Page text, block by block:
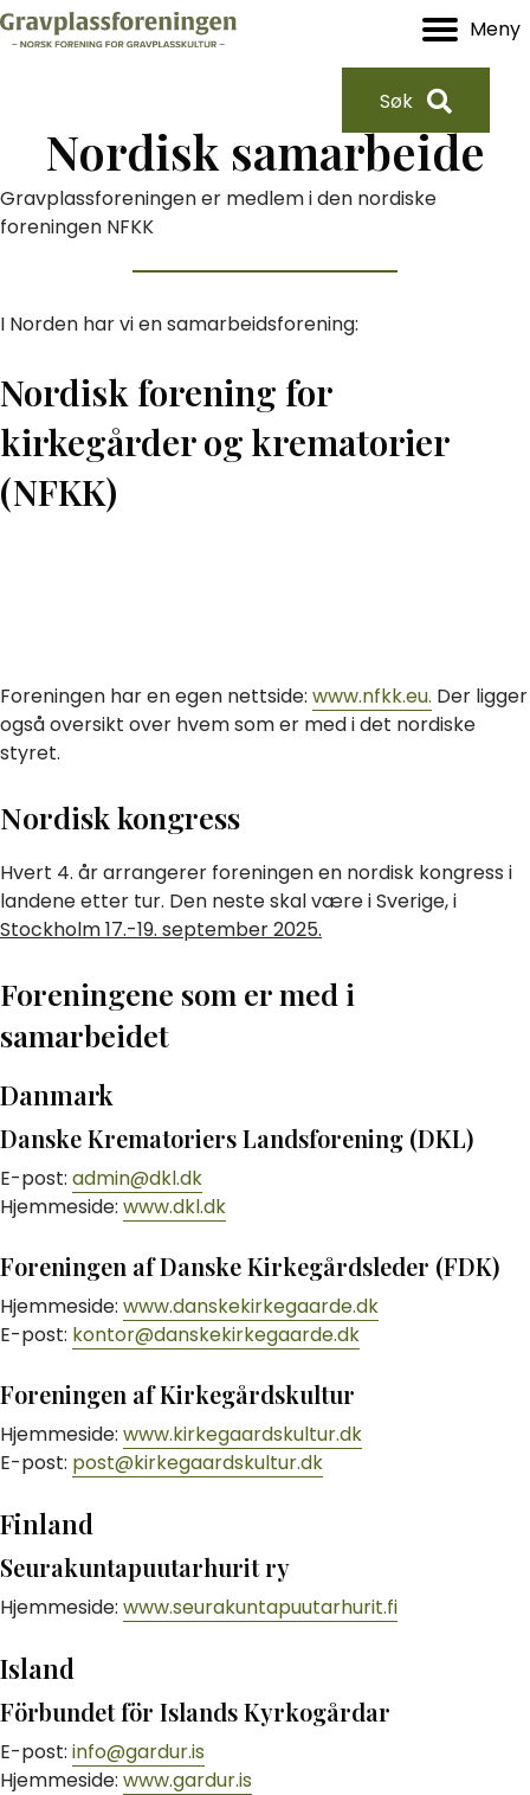
Meny
Søk
Nordisk samarbeide
Gravplassforeningen er medlem i den nordiske
foreningen NFKK
I Norden har vi en samarbeidsforening:
Nordisk forening for
kirkegårder og krematorier
(NFKK)
Foreningen har en egen nettside: www.nfkk.eu. Der ligger
også oversikt over hvem som er med i det nordiske
styret.
Nordisk kongress
Hvert 4. år arrangerer foreningen en nordisk kongress i
landene etter tur. Den neste skal være i Sverige, i
Stockholm 17.-19. september 2025.
Foreningene som er med i
samarbeidet
Danmark
Danske Krematoriers Landsforening (DKL)
E-post: admin@dkl.dk
Hjemmeside: www.dkl.dk
Foreningen af Danske Kirkegårdsleder (FDK)
Hjemmeside: www.danskekirkegaarde.dk
E-post: kontor@danskekirkegaarde.dk
Foreningen af Kirkegårdskultur
Hjemmeside: www.kirkegaardskultur.dk
E-post: post@kirkegaardskultur.dk
Finland
Seurakuntapuutarhurit ry
Hjemmeside: www.seurakuntapuutarhurit.fi
Island
Förbundet för Islands Kyrkogårdar
E-post: info@gardur.is
Hjemmeside: www.gardur.is